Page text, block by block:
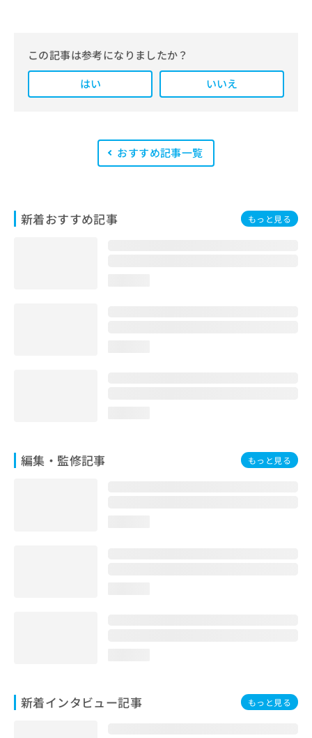
また、医療広告ガイドラインに準拠し
た編集体制を整えており、編集部内に
は、一般社団法人薬機法医療法規格協
います。
この記事は参考になりましたか？
はい
いいえ
おすすめ記事一覧
新着おすすめ記事 もっと見る
編集・監修記事 もっと見る
新着インタビュー記事 もっと見る